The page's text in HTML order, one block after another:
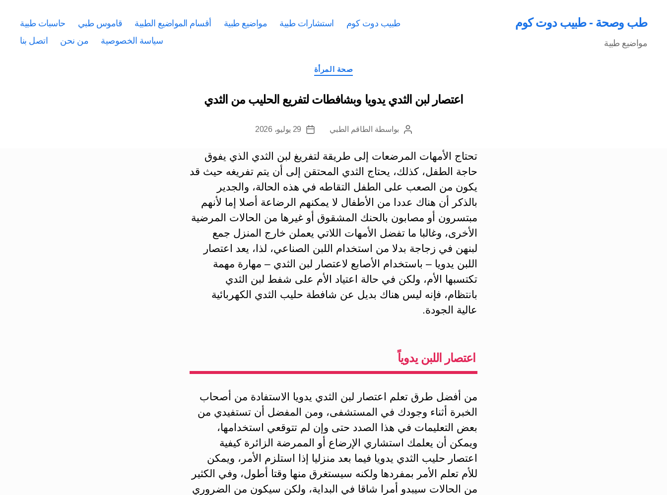
طب وصحة - طبيب دوت كوم
مواضيع طبية
طبيب دوت كوم استشارات طبية مواضيع طبية أقسام المواضيع الطبية قاموس طبي
حاسبات طبية
سياسة الخصوصية
من نحن اتصل بنا
التصنيفات
صحة المرأة
اعتصار لبن الثدي يدويا وبشافطات لتفريع الحليب من الثدي
كاتببواسطة الطاقم الطبي
تاريخ29 يوليو، 2026
تحتاج الأمهات المرضعات إلى طريقة لتفريغ لبن الثدي الذي يفوق
حاجة الطفل، كذلك، يحتاج الثدي المحتقن إلى أن يتم تفريغه حيث قد
يكون من الصعب على الطفل التقاطه في هذه الحالة، والجدير
بالذكر أن هناك عددا من الأطفال لا يمكنهم الرضاعة أصلا إما لأنهم
مبتسرون أو مصابون بالحنك المشقوق أو غيرها من الحالات المرضية
الأخرى، وغالبا ما تفضل الأمهات اللاتي يعملن خارج المنزل جمع
لبنهن في زجاجة بدلا من استخدام اللبن الصناعي، لذا، يعد اعتصار
اللبن يدويا – باستخدام الأصابع لاعتصار لبن الثدي – مهارة مهمة
تكتسبها الأم، ولكن في حالة اعتياد الأم على شفط لبن الثدي
بانتظام، فإنه ليس هناك بديل عن شافطة حليب الثدي الكهربائية
عالية الجودة.
اعتصار اللبن يدوياً
من أفضل طرق تعلم اعتصار لبن الثدي يدويا الاستفادة من أصحاب
الخبرة أثناء وجودك في المستشفى، ومن المفضل أن تستفيدي من
بعض التعليمات في هذا الصدد حتى وإن لم تتوقعي استخدامها،
ويمكن أن يعلمك استشاري الإرضاع أو الممرضة الزائرة كيفية
اعتصار حليب الثدي يدويا فيما بعد منزليا إذا استلزم الأمر، ويمكن
للأم تعلم الأمر بمفردها ولكنه سيستغرق منها وقتا أطول، وفي الكثير
من الحالات سيبدو أمرا شاقا في البداية، ولكن سيكون من الضروري